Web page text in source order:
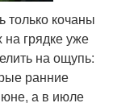
только кочаны
грядке уже
на ощупь:
ранние
а в июле